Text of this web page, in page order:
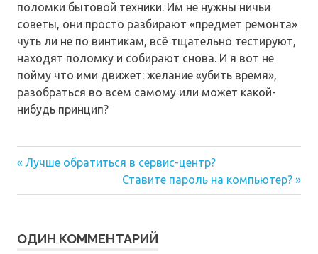
поломки бытовой техники. Им не нужны ничьи
советы, они просто разбирают «предмет ремонта»
чуть ли не по винтикам, всё тщательно тестируют,
находят поломку и собирают снова. И я вот не
пойму что ими движет: желание «убить время»,
разобраться во всем самому или может какой-
нибудь принцип?
Навигация
по
Предыдущая
Лучше обратиться в сервис-центр?
Следующая
запись:
Ставите пароль на компьютер?
ОДИН КОММЕНТАРИЙ